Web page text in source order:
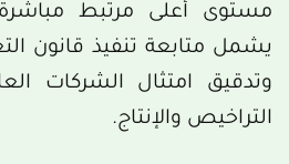
مستوى أعلى مرتبط مباشرة
وتدقيق امتثال الشركات
التراخيص والإنتاج.